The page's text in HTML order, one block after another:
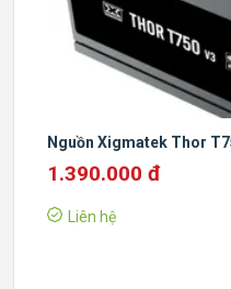
Nguồn Xigmatek Thor
1.390.000 đ
Liên hệ